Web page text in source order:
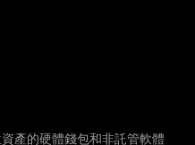
產的硬體錢包和非託管軟體